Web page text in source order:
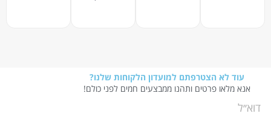
עוד לא הצטרפתם למועדון הלקוחות שלנו?
אנא מלאו פרטים ותהנו ממבצעים חמים לפני כולם!